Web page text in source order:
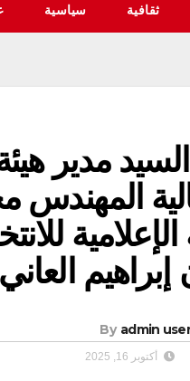
ثقافية سياسية
مدير
الإعلامية
العاني
By admin user
أكتوبر 16, 2025